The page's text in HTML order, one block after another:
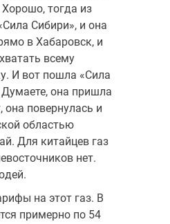
тогда из
Сибири», и она
в Хабаровск, и
всему
И вот пошла «Сила
она пришла
она повернулась и
областью
Для китайцев газ
нет.
на этот газ. В
примерно по 54